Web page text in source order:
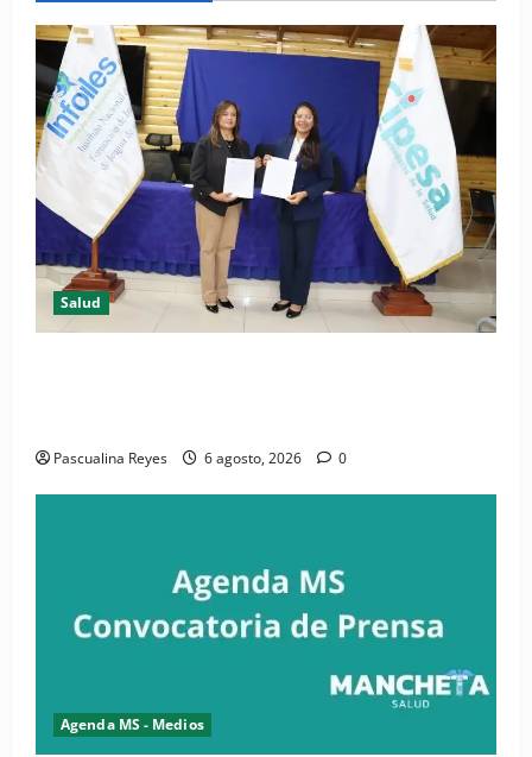
Salud
Pascualina Reyes 6 agosto, 2026 0
Agenda MS - Medios